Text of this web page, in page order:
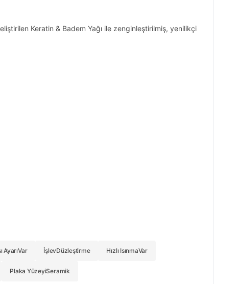
Keratin & Badem Yağı ile zenginleştirilmiş, yenilikçi
AyarıVar İşlevDüzleştirme Hızlı IsınmaVar
Plaka YüzeyiSeramik